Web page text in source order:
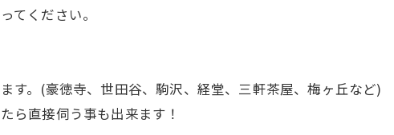
てください。
す。(豪徳寺、世田谷、駒沢、経堂、三軒茶屋、梅ヶ丘など)
ら直接伺う事も出来ます！